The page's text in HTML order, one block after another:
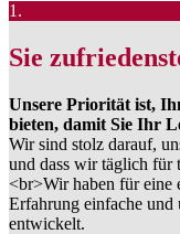
1.
Sie
Unsere Priorität ist,
bieten, damit Sie Ihr
Wir sind stolz darauf,
und dass wir täglich für
<br>Wir haben für eine
Erfahrung einfache und
entwickelt.